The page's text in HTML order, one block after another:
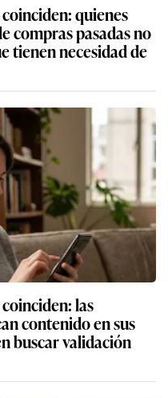
quienes
compras pasadas no
tienen necesidad de
las
contenido en sus
buscar validación